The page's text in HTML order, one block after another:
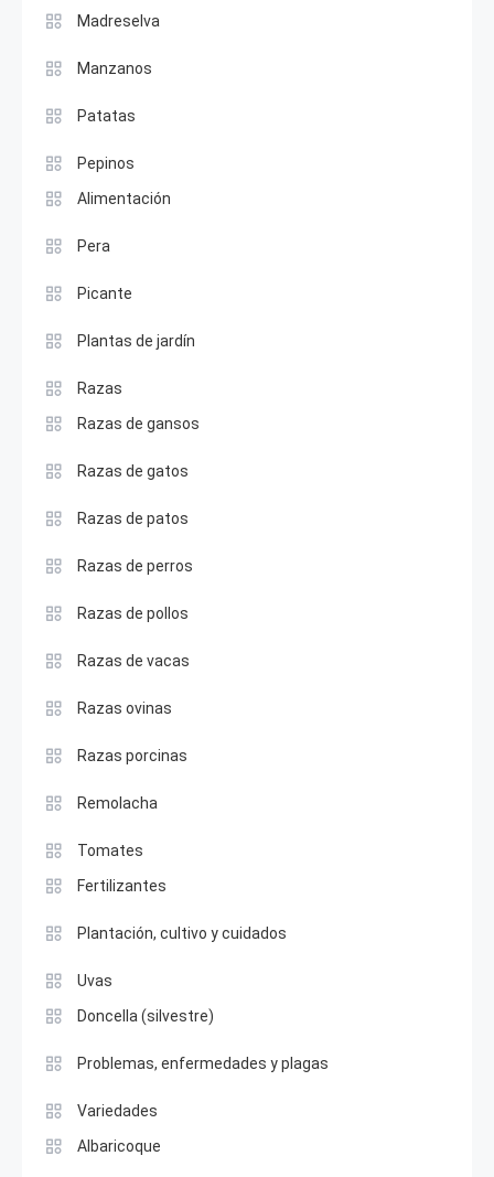
Madreselva
Manzanos
Patatas
Pepinos
Alimentación
Pera
Picante
Plantas de jardín
Razas
Razas de gansos
Razas de gatos
Razas de patos
Razas de perros
Razas de pollos
Razas de vacas
Razas ovinas
Razas porcinas
Remolacha
Tomates
Fertilizantes
Plantación, cultivo y cuidados
Uvas
Doncella (silvestre)
Problemas, enfermedades y plagas
Variedades
Albaricoque